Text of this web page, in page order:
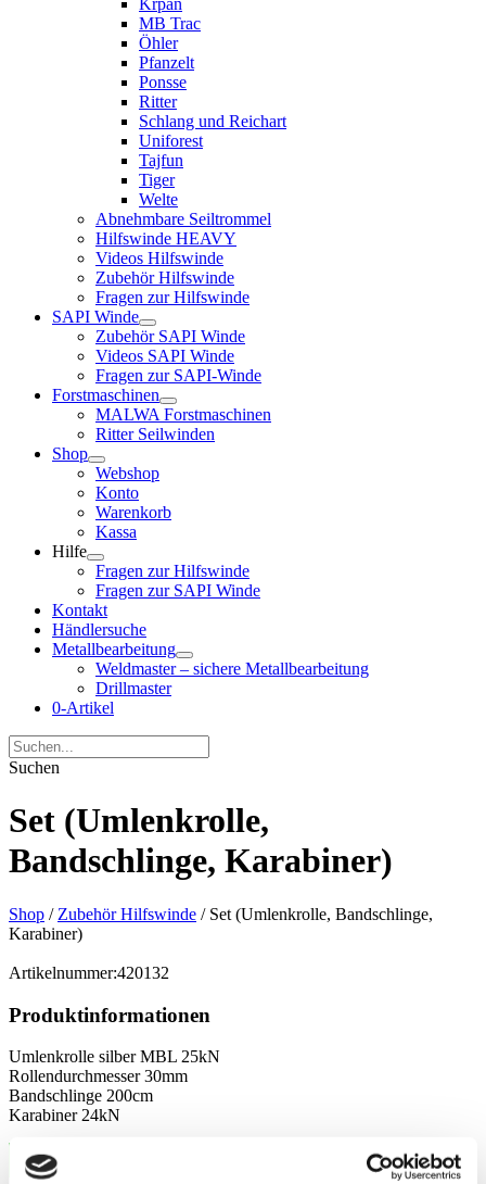
Krpan
MB Trac
Öhler
Pfanzelt
Ponsse
Ritter
Schlang und Reichart
Uniforest
Tajfun
Tiger
Welte
Abnehmbare Seiltrommel
Hilfswinde HEAVY
Videos Hilfswinde
Zubehör Hilfswinde
Fragen zur Hilfswinde
SAPI Winde
Zubehör SAPI Winde
Videos SAPI Winde
Fragen zur SAPI-Winde
Forstmaschinen
MALWA Forstmaschinen
Ritter Seilwinden
Shop
Webshop
Konto
Warenkorb
Kassa
Hilfe
Fragen zur Hilfswinde
Fragen zur SAPI Winde
Kontakt
Händlersuche
Metallbearbeitung
Weldmaster – sichere Metallbearbeitung
Drillmaster
0-Artikel
Suchen
Set (Umlenkrolle,
Bandschlinge, Karabiner)
Shop / Zubehör Hilfswinde / Set (Umlenkrolle, Bandschlinge,
Karabiner)
Artikelnummer:420132
Produktinformationen
Umlenkrolle silber MBL 25kN
Rollendurchmesser 30mm
Bandschlinge 200cm
Karabiner 24kN